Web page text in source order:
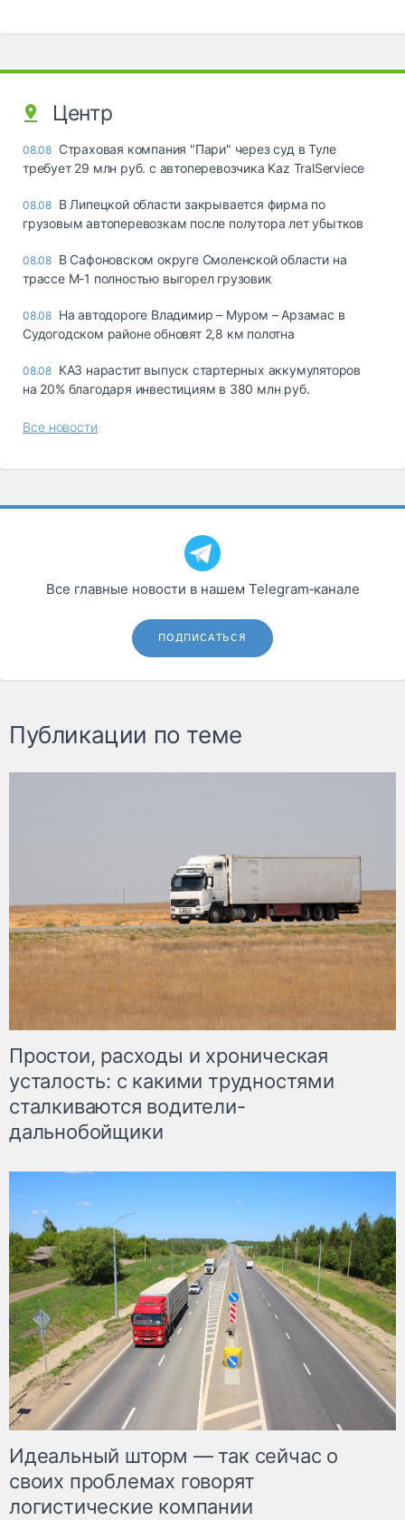
Центр
08.08 Страховая компания "Пари" через суд в Туле
требует 29 млн руб. с автоперевозчика Kaz TralServiece
08.08 В Липецкой области закрывается фирма по
грузовым автоперевозкам после полутора лет убытков
08.08 В Сафоновском округе Смоленской области на
трассе М-1 полностью выгорел грузовик
08.08 На автодороге Владимир – Муром – Арзамас в
Судогодском районе обновят 2,8 км полотна
08.08 КАЗ нарастит выпуск стартерных аккумуляторов
на 20% благодаря инвестициям в 380 млн руб.
Все новости
Все главные новости в нашем Telegram‑канале
ПОДПИСАТЬСЯ
Публикации по теме
Простои, расходы и хроническая
усталость: с какими трудностями
сталкиваются водители-
дальнобойщики
Идеальный шторм — так сейчас о
своих проблемах говорят
логистические компании